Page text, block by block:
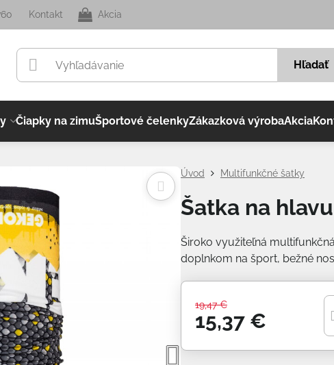
Kontakt Akcia
Hľadať
Čiapky na zimuŠportové čelenkyZákazková výrobaAkcia
Úvod Multifunkčné šatky
Šatka na
Široko využiteľná
doplnkom na šport, bežné
19,47 €
15,37 €